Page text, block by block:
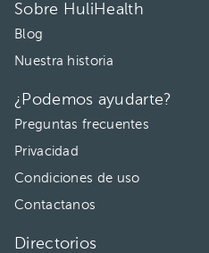
Sobre HuliHealth
Blog
Nuestra historia
¿Podemos ayudarte?
Preguntas frecuentes
Privacidad
Condiciones de uso
Contactanos
Directorios